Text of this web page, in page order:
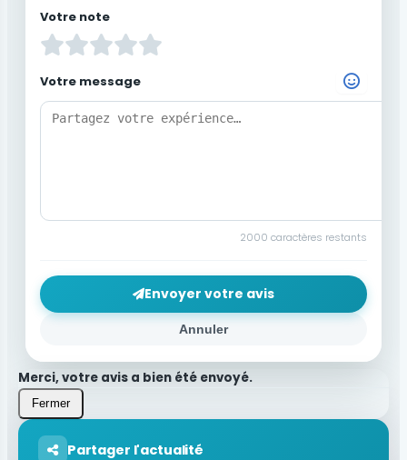
Votre note
Votre message
Choisir un Emoji
2000 caractères restants
Annuler
Envoyer votre avis
Merci, votre avis a bien été envoyé.
Fermer
Partager l'actualité